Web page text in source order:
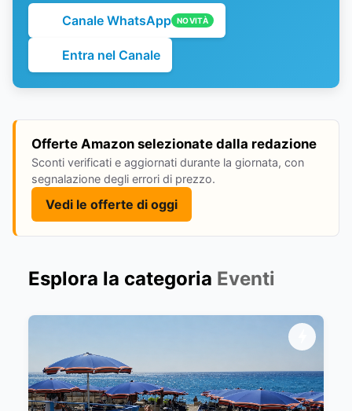
Canale WhatsApp NOVITÀ
Entra nel Canale
Offerte Amazon selezionate dalla redazione
Sconti verificati e aggiornati durante la giornata, con
segnalazione degli errori di prezzo.
Vedi le offerte di oggi
Esplora la categoria Eventi